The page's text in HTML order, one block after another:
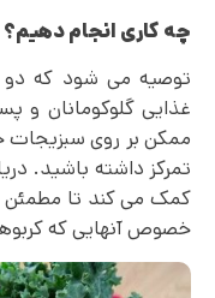
چه کاری انجام دهیم؟
توصیه می‌ شود که دو
غذایی گلوکومانان و
ممکن بر روی سبزیجات
تمرکز داشته باشید.
کمک می کند تا مطمئن
خصوص آنهایی که